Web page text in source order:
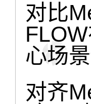
对比
心场
对齐